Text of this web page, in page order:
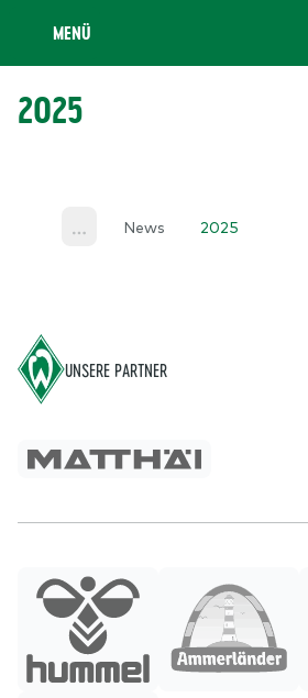
MENÜ
2025
News 2025
UNSERE PARTNER